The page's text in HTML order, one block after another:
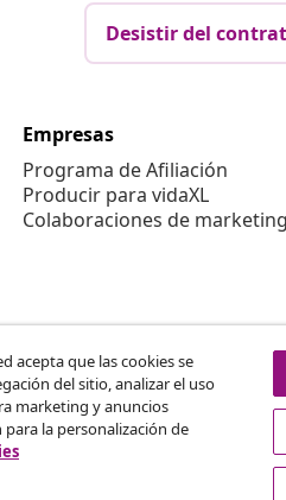
Desistir del
Empresas
Programa de Afiliación
Producir para vidaXL
Colaboraciones de marketing
acepta que las cookies se
del sitio, analizar el uso
marketing y anuncios
la personalización de